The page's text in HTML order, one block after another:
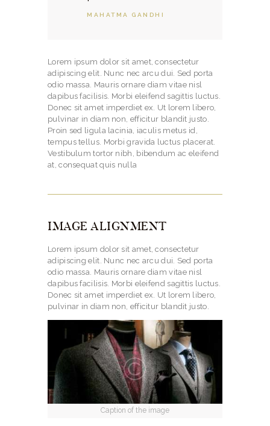
MAHATMA GANDHI
Lorem ipsum dolor sit amet, consectetur
adipiscing elit. Nunc nec arcu dui. Sed porta
odio massa. Mauris ornare diam vitae nisl
dapibus facilisis. Morbi eleifend sagittis luctus.
Donec sit amet imperdiet ex. Ut lorem libero,
pulvinar in diam non, efficitur blandit justo.
Proin sed ligula lacinia, iaculis metus id,
tempus tellus. Morbi gravida luctus placerat.
Vestibulum tortor nibh, bibendum ac eleifend
at, consequat quis nulla
IMAGE ALIGNMENT
Lorem ipsum dolor sit amet, consectetur
adipiscing elit. Nunc nec arcu dui. Sed porta
odio massa. Mauris ornare diam vitae nisl
dapibus facilisis. Morbi eleifend sagittis luctus.
Donec sit amet imperdiet ex. Ut lorem libero,
pulvinar in diam non, efficitur blandit justo.
Caption of the image